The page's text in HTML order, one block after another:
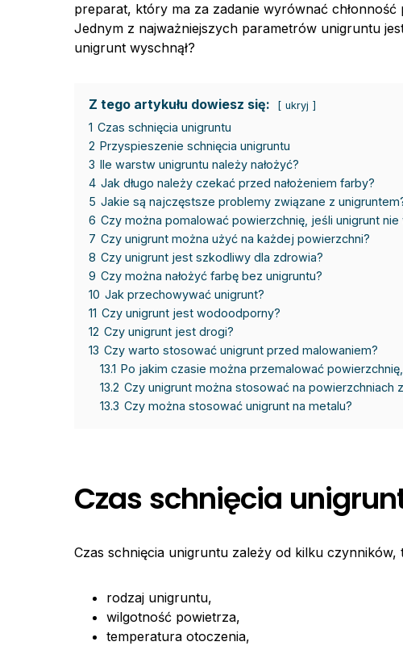
preparat, który ma za zadanie wyrównać
Jednym z najważniejszych parametrów unigruntu
unigrunt wyschnął?
Z tego artykułu dowiesz się: ukryj
1 Czas schnięcia unigruntu
2 Przyspieszenie schnięcia unigruntu
3 Ile warstw unigruntu należy nałożyć?
4 Jak długo należy czekać przed nałożeniem farby?
5 Jakie są najczęstsze problemy związane z
6 Czy można pomalować powierzchnię, jeśli unigrunt nie
7 Czy unigrunt można użyć na każdej powierzchni?
8 Czy unigrunt jest szkodliwy dla zdrowia?
9 Czy można nałożyć farbę bez unigruntu?
10 Jak przechowywać unigrunt?
11 Czy unigrunt jest wodoodporny?
12 Czy unigrunt jest drogi?
13 Czy warto stosować unigrunt przed malowaniem?
13.1 Po jakim czasie można przemalować
13.2 Czy unigrunt można stosować na powierzchniach
13.3 Czy można stosować unigrunt na metalu?
Czas schnięcia
Czas schnięcia unigruntu zależy od kilku czynników,
rodzaj unigruntu,
wilgotność powietrza,
temperatura otoczenia,